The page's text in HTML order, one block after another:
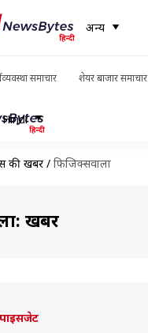
अन्य
समाचार शेयर बाजार समाचार
Hindi
की खबरें / फिजिक्सवाला
खबरें